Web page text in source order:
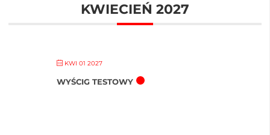
KWIECIEŃ 2027
KWI 01 2027
WYŚCIG TESTOWY